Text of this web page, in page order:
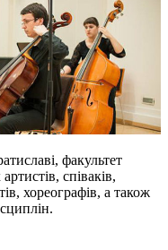
факультет
співаків,
хореографів, а також